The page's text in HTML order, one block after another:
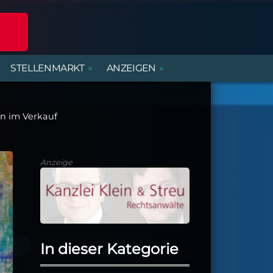
STELLENMARKT ANZEIGEN
im Verkauf
Anzeige
In dieser Kategorie